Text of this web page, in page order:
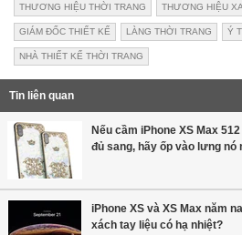
THƯƠNG HIỆU THỜI TRANG THƯƠNG HIỆU
GIÁM ĐỐC THIẾT KẾ LÀNG THỜI TRANG Ý
NHÀ THIẾT KẾ THỜI TRANG
Tin liên quan
Nếu cầm iPhone XS Max
đủ sang, hãy ốp vào lưng
iPhone XS và XS Max năm
xách tay liệu có hạ nhiệt?